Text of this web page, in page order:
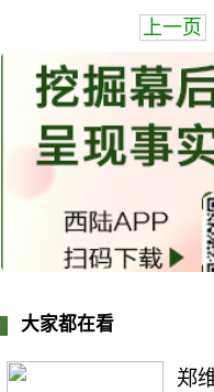
上一页
大家都在看
郑